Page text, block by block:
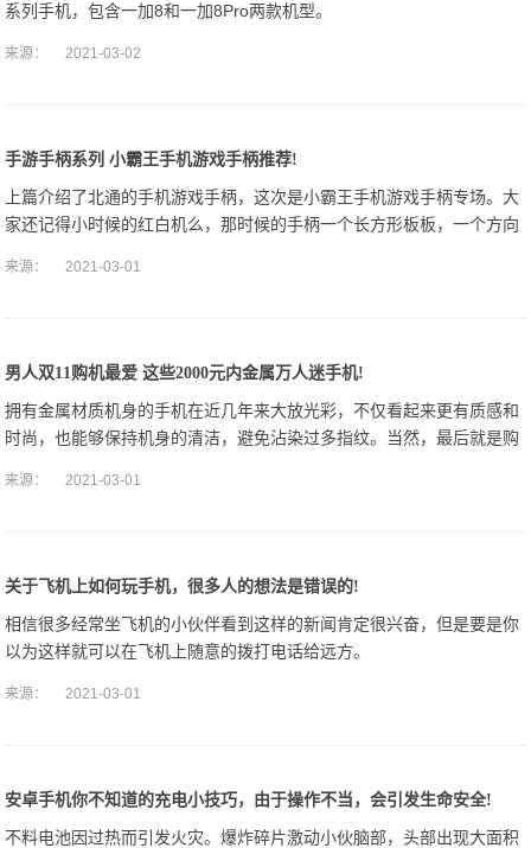
系列手机，包含一加8和一加8Pro两款机型。
来源： 2021-03-02
手游手柄系列 小霸王手机游戏手柄推荐!
上篇介绍了北通的手机游戏手柄，这次是小霸王手机游戏手柄专场。大
家还记得小时候的红白机么，那时候的手柄一个长方形板板，一个方向
来源： 2021-03-01
男人双11购机最爱 这些2000元内金属万人迷手机!
拥有金属材质机身的手机在近几年来大放光彩，不仅看起来更有质感和
时尚，也能够保持机身的清洁，避免沾染过多指纹。当然，最后就是购
属风就
来源： 2021-03-01
关于飞机上如何玩手机，很多人的想法是错误的!
相信很多经常坐飞机的小伙伴看到这样的新闻肯定很兴奋，但是要是你
以为这样就可以在飞机上随意的拨打电话给远方。
来源： 2021-03-01
安卓手机你不知道的充电小技巧，由于操作不当，会引发生命安全!
不料电池因过热而引发火灾。爆炸碎片激动小伙脑部，头部出现大面积